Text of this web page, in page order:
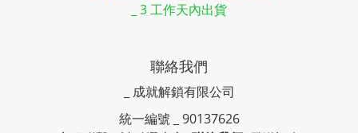
_ 3 工作天內出貨
聯絡我們
_ 成就解鎖有限公司
統一編號 _ 90137626